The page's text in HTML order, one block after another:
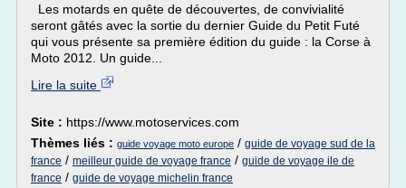
Les motards en quête de découvertes, de convivialité
seront gâtés avec la sortie du dernier Guide du Petit Futé
qui vous présente sa première édition du guide : la Corse à
Moto 2012. Un guide...
Lire la suite
Site : https://www.motoservices.com
Thèmes liés : guide voyage moto europe / guide de voyage sud de la
france / meilleur guide de voyage france / guide de voyage ile de
france / guide de voyage michelin france